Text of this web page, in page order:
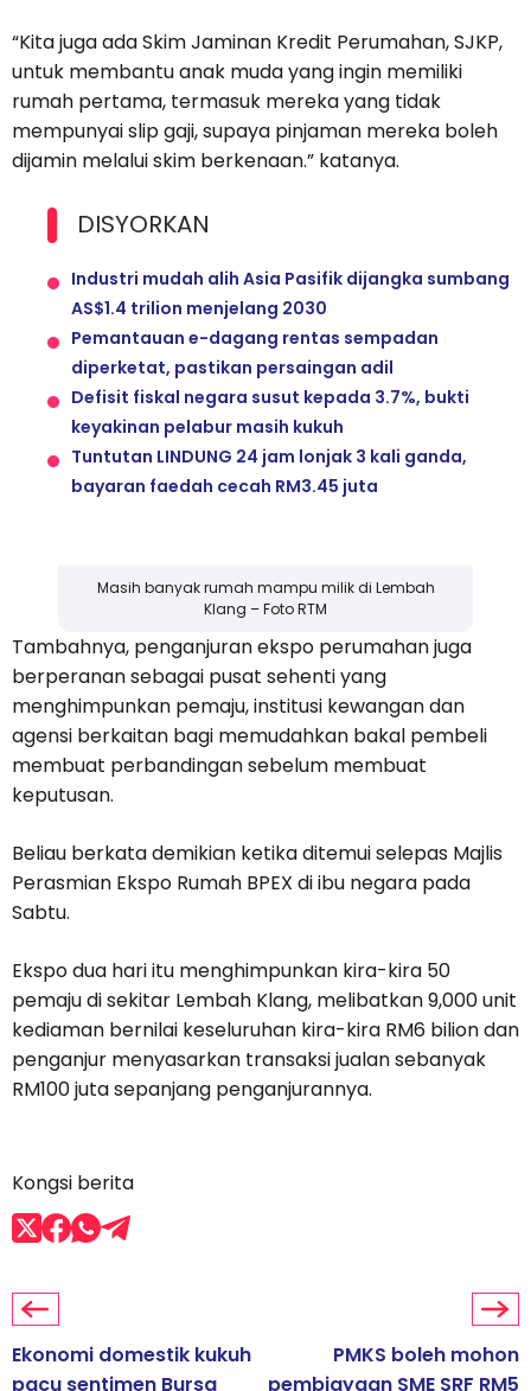
“Kita juga ada Skim Jaminan Kredit Perumahan, SJKP,
untuk membantu anak muda yang ingin memiliki
rumah pertama, termasuk mereka yang tidak
mempunyai slip gaji, supaya pinjaman mereka boleh
dijamin melalui skim berkenaan.” katanya.
DISYORKAN
Industri mudah alih Asia Pasifik dijangka sumbang
AS$1.4 trilion menjelang 2030
Pemantauan e-dagang rentas sempadan
diperketat, pastikan persaingan adil
Defisit fiskal negara susut kepada 3.7%, bukti
keyakinan pelabur masih kukuh
Tuntutan LINDUNG 24 jam lonjak 3 kali ganda,
bayaran faedah cecah RM3.45 juta
Masih banyak rumah mampu milik di Lembah
Klang – Foto RTM
Tambahnya, penganjuran ekspo perumahan juga
berperanan sebagai pusat sehenti yang
menghimpunkan pemaju, institusi kewangan dan
agensi berkaitan bagi memudahkan bakal pembeli
membuat perbandingan sebelum membuat
keputusan.
Beliau berkata demikian ketika ditemui selepas Majlis
Perasmian Ekspo Rumah BPEX di ibu negara pada
Sabtu.
Ekspo dua hari itu menghimpunkan kira-kira 50
pemaju di sekitar Lembah Klang, melibatkan 9,000 unit
kediaman bernilai keseluruhan kira-kira RM6 bilion dan
penganjur menyasarkan transaksi jualan sebanyak
RM100 juta sepanjang penganjurannya.
Kongsi berita
Ekonomi domestik kukuh
pacu sentimen Bursa
PMKS boleh mohon
pembiayaan SME SRF RM5